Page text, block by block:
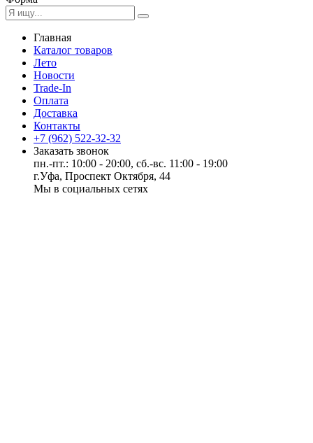
Главная
Каталог товаров
Лето
Новости
Trade-In
Оплата
Доставка
Контакты
+7 (962) 522-32-32
Заказать звонок
пн.-пт.: 10:00 - 20:00, сб.-вс. 11:00 - 19:00
г.Уфа, Проспект Октября, 44
Мы в социальных сетях